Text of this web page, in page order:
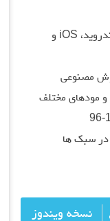
دسترسی به ملودیفای در تمام پلتفرم های اندروید، iOS و
مصنوعی
مودهای مختلف
در سبک ها
نسخه ویندوز